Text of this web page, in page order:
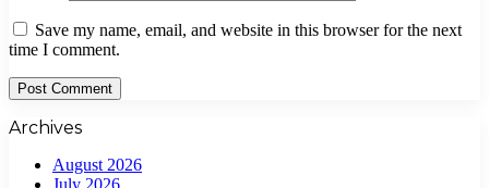
Save my name, email, and website in this browser for the next
time I comment.
Archives
August 2026